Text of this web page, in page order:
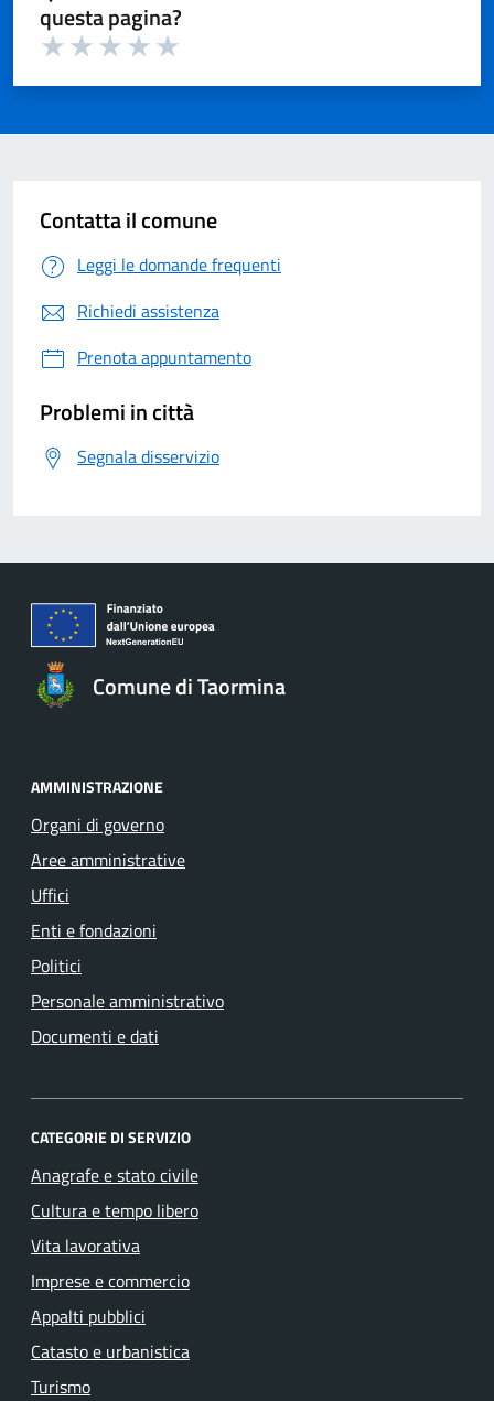
questa pagina?
Contatta il comune
Leggi le domande frequenti
Richiedi assistenza
Prenota appuntamento
Problemi in città
Segnala disservizio
Comune di Taormina
AMMINISTRAZIONE
Organi di governo
Aree amministrative
Uffici
Enti e fondazioni
Politici
Personale amministrativo
Documenti e dati
CATEGORIE DI SERVIZIO
Anagrafe e stato civile
Cultura e tempo libero
Vita lavorativa
Imprese e commercio
Appalti pubblici
Catasto e urbanistica
Turismo